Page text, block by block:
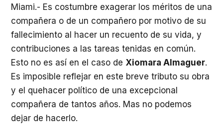
Miami.- Es costumbre exagerar los méritos de una
compañera o de un compañero por motivo de su
fallecimiento al hacer un recuento de su vida, y
contribuciones a las tareas tenidas en común.
Esto no es así en el caso de Xiomara Almaguer.
Es imposible reflejar en este breve tributo su obra
y el quehacer político de una excepcional
compañera de tantos años. Mas no podemos
dejar de hacerlo.